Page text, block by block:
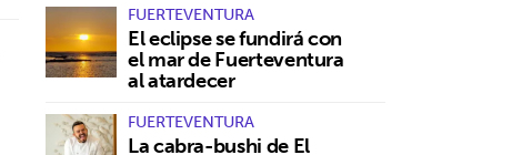
FUERTEVENTURA
El eclipse se fundirá con
el mar de Fuerteventura
al atardecer
FUERTEVENTURA
La cabra-bushi de El